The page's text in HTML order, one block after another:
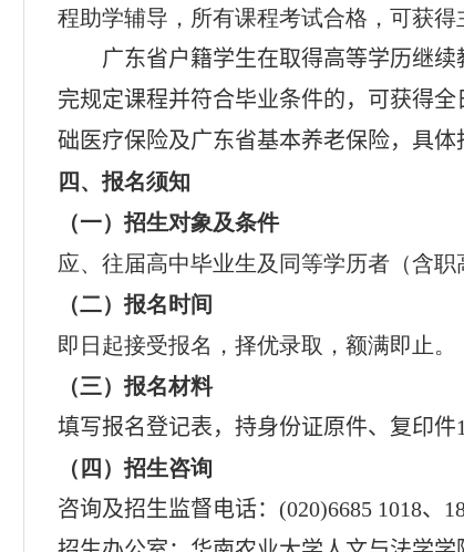
程助学辅导，所有课程考试合格，可获
广东省户籍学生在取得高等学历继
完规定课程并符合毕业条件的，可获得
础医疗保险及广东省基本养老保险，具体
四、报名须知
（一）招生对象及条件
应、往届高中毕业生及同等学历者（含职
（二）报名时间
即日起接受报名，择优录取，额满即止。
（三）报名材料
填写报名登记表，持身份证原件、复印件1
（四）招生咨询
咨询及招生监督电话： (020)6685 1018、